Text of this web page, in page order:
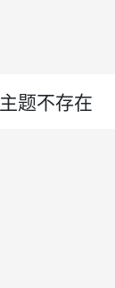
主题不存在